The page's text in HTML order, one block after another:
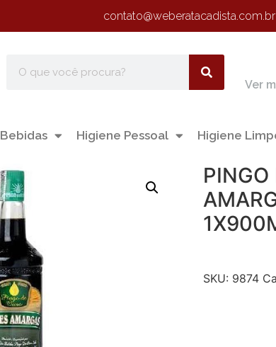
contato@weberatacadista.com.br
Ver
Bebidas Higiene Pessoal Higiene
PINGO
SKU: 9874